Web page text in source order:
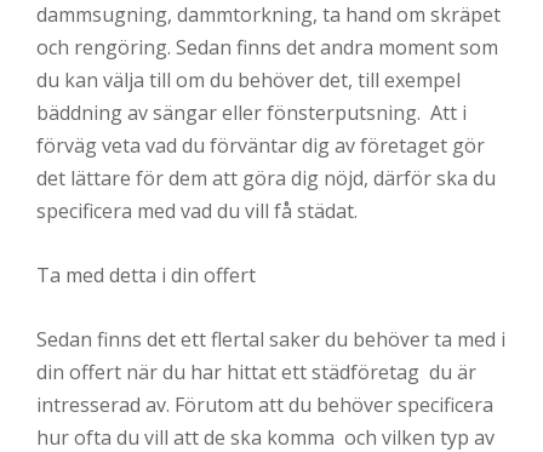
dammsugning, dammtorkning, ta hand om skräpet
och rengöring. Sedan finns det andra moment som
du kan välja till om du behöver det, till exempel
bäddning av sängar eller fönsterputsning. Att i
förväg veta vad du förväntar dig av företaget gör
det lättare för dem att göra dig nöjd, därför ska du
specificera med vad du vill få städat.
Ta med detta i din offert
Sedan finns det ett flertal saker du behöver ta med i
din offert när du har hittat ett städföretag du är
intresserad av. Förutom att du behöver specificera
hur ofta du vill att de ska komma och vilken typ av